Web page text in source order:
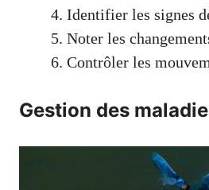
Identifier les signes
Noter les
Contrôler les
Gestion des